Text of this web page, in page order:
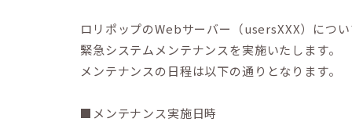
ロリポップのWebサーバー（usersXXX）につ
緊急システムメンテナンスを実施いたします。
メンテナンスの日程は以下の通りとなります。
■メンテナンス実施日時